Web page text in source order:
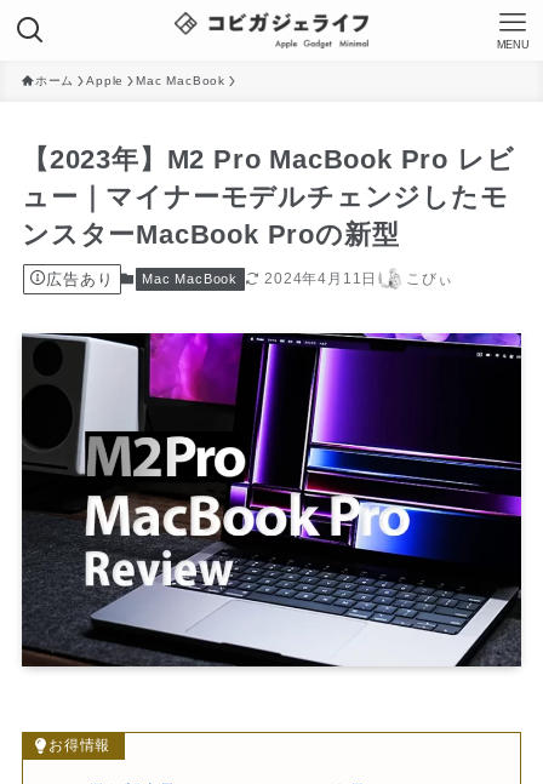
MENU
ホーム Apple Mac MacBook
【2023年】M2 Pro MacBook Pro レビ
ュー｜マイナーモデルチェンジしたモ
ンスターMacBook Proの新型
広告あり Mac MacBook 2024年4月11日 こびぃ
お得情報